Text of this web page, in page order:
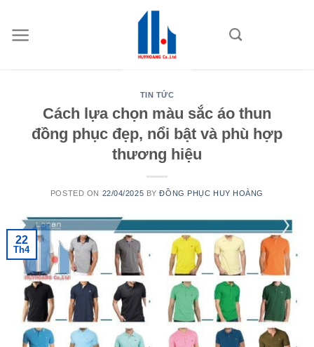
content
TIN TỨC
Cách lựa chọn màu sắc áo thun
đồng phục đẹp, nổi bật và phù hợp
thương hiệu
POSTED ON 22/04/2025 BYĐỒNG PHỤC HUY HOÀNG
22
Th4